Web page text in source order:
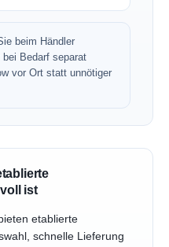
beim Händler
Bedarf separat
vor Ort statt unnötiger
ist
etablierte
schnelle Lieferung